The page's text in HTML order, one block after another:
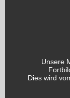
Unsere
Dies wird